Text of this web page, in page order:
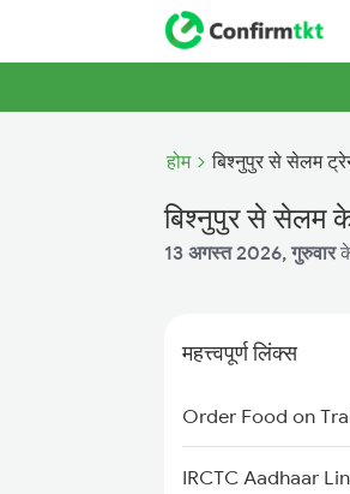
होम बिश्नुपुर से सेलम
बिश्नुपुर से सेलम
13 अगस्त 2026, गुरुवारके
महत्त्वपूर्ण लिंक्स
Order Food on
IRCTC Aadhaar